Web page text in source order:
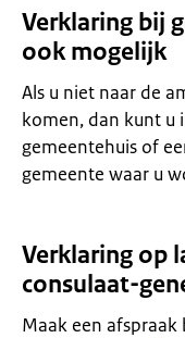
Verklaring bij
ook mogelijk
Als u niet naar de
komen, dan kunt u
gemeentehuis of
gemeente waar u
Verklaring op
consulaat-
Maak een afspraak